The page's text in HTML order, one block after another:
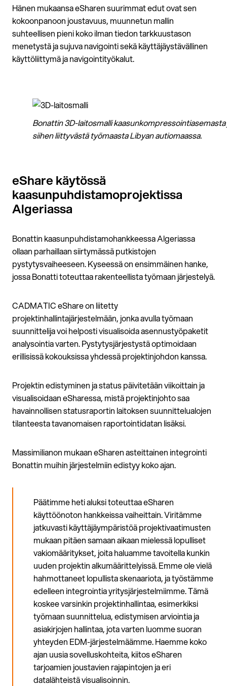
Hänen mukaansa eSharen suurimmat edut ovat sen
kokoonpanoon joustavuus, muunnetun mallin
suhteellisen pieni koko ilman tiedon tarkkuustason
menetystä ja sujuva navigointi sekä käyttäjäystävällinen
käyttöliittymä ja navigointityökalut.
Bonattin 3D-laitosmalli kaasunkompressointiasemasta
siihen liittyvästä työmaasta Libyan autiomaassa.
eShare käytössä
kaasunpuhdistamoprojektissa
Algeriassa
Bonattin kaasunpuhdistamohankkeessa Algeriassa
ollaan parhaillaan siirtymässä putkistojen
pystytysvaiheeseen. Kyseessä on ensimmäinen hanke,
jossa Bonatti toteuttaa rakenteellista työmaan järjestelyä.
CADMATIC eShare on liitetty
projektinhallintajärjestelmään, jonka avulla työmaan
suunnittelija voi helposti visualisoida asennustyöpaketit
analysointia varten. Pystytysjärjestystä optimoidaan
erillisissä kokouksissa yhdessä projektinjohdon kanssa.
Projektin edistyminen ja status päivitetään viikoittain ja
visualisoidaan eSharessa, mistä projektinjohto saa
havainnollisen statusraportin laitoksen suunnittelualojen
tilanteesta tavanomaisen raportointidatan lisäksi.
Massimilianon mukaan eSharen asteittainen integrointi
Bonattin muihin järjestelmiin edistyy koko ajan.
Päätimme heti aluksi toteuttaa eSharen
käyttöönoton hankkeissa vaiheittain. Viritämme
jatkuvasti käyttäjäympäristöä projektivaatimusten
mukaan pitäen samaan aikaan mielessä lopulliset
vakiomääritykset, joita haluamme tavoitella kunkin
uuden projektin alkumäärittelyissä. Emme ole vielä
hahmottaneet lopullista skenaariota, ja työstämme
edelleen integrointia yritysjärjestelmiimme. Tämä
koskee varsinkin projektinhallintaa, esimerkiksi
työmaan suunnittelua, edistymisen arviointia ja
asiakirjojen hallintaa, jota varten luomme suoran
yhteyden EDM-järjestelmäämme. Haemme koko
ajan uusia sovelluskohteita, kiitos eSharen
tarjoamien joustavien rajapintojen ja eri
datalähteistä visualisoinnin.